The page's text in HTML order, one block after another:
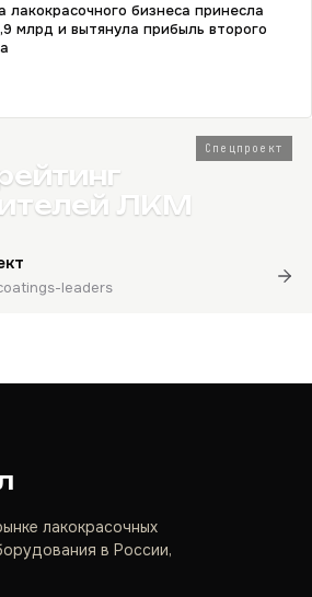
лакокрасочного бизнеса принесла
млрд и вытянула прибыль второго
Спецпроект
ЛКМ
leaders
лакокрасочных
в России,